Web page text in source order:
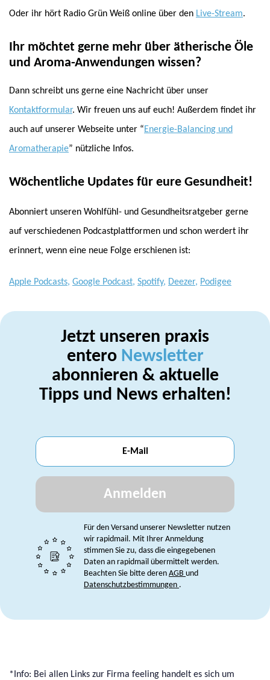
Oder ihr hört Radio Grün Weiß online über den Live-Stream.
Ihr möchtet gerne mehr über ätherische Öle
und Aroma-Anwendungen wissen?
Dann schreibt uns gerne eine Nachricht über unser
Kontaktformular. Wir freuen uns auf euch! Außerdem findet ihr
auch auf unserer Webseite unter “Energie-Balancing und
Aromatherapie” nützliche Infos.
Wöchentliche Updates für eure Gesundheit!
Abonniert unseren Wohlfühl- und Gesundheitsratgeber gerne
auf verschiedenen Podcastplattformen und schon werdert ihr
erinnert, wenn eine neue Folge erschienen ist:
Apple Podcasts, Google Podcast, Spotify, Deezer, Podigee
Jetzt unseren praxis
entero Newsletter
abonnieren & aktuelle
Tipps und News erhalten!
Anmelden
Für den Versand unserer Newsletter nutzen
wir rapidmail. Mit Ihrer Anmeldung
stimmen Sie zu, dass die eingegebenen
Daten an rapidmail übermittelt werden.
Beachten Sie bitte deren AGB und
Datenschutzbestimmungen .
*Info: Bei allen Links zur Firma feeling handelt es sich um